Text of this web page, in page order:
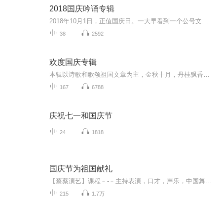
2018国庆吟诵专辑
38 2592
欢度国庆专辑
167 6788
庆祝七一和国庆节
24 1818
国庆节为祖国献礼
215 1.7万